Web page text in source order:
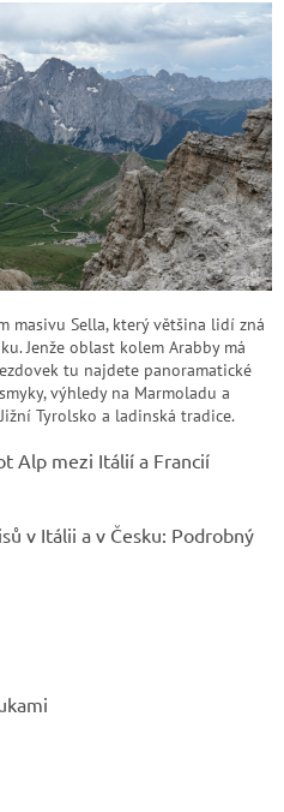
masivu Sella, který většina lidí zná
Jenže oblast kolem Arabby má
tu najdete panoramatické
výhledy na Marmoladu a
Tyrolsko a ladinská tradice.
Alp mezi Itálií a Francií
v Itálii a v Česku: Podrobný